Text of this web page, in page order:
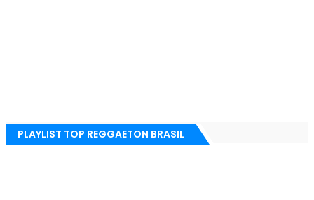
PLAYLIST TOP REGGAETON BRASIL